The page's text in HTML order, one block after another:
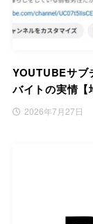
YOUTUBEサブ
バイトの実情【
2026年7月27日